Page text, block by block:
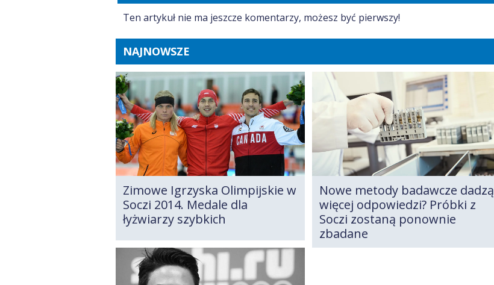
Ten artykuł nie ma jeszcze komentarzy, możesz być pierwszy!
NAJNOWSZE
Zimowe Igrzyska Olimpijskie w
Soczi 2014. Medale dla
łyżwiarzy szybkich
Nowe metody badawcze dadzą
więcej odpowiedzi? Próbki z
Soczi zostaną ponownie
zbadane